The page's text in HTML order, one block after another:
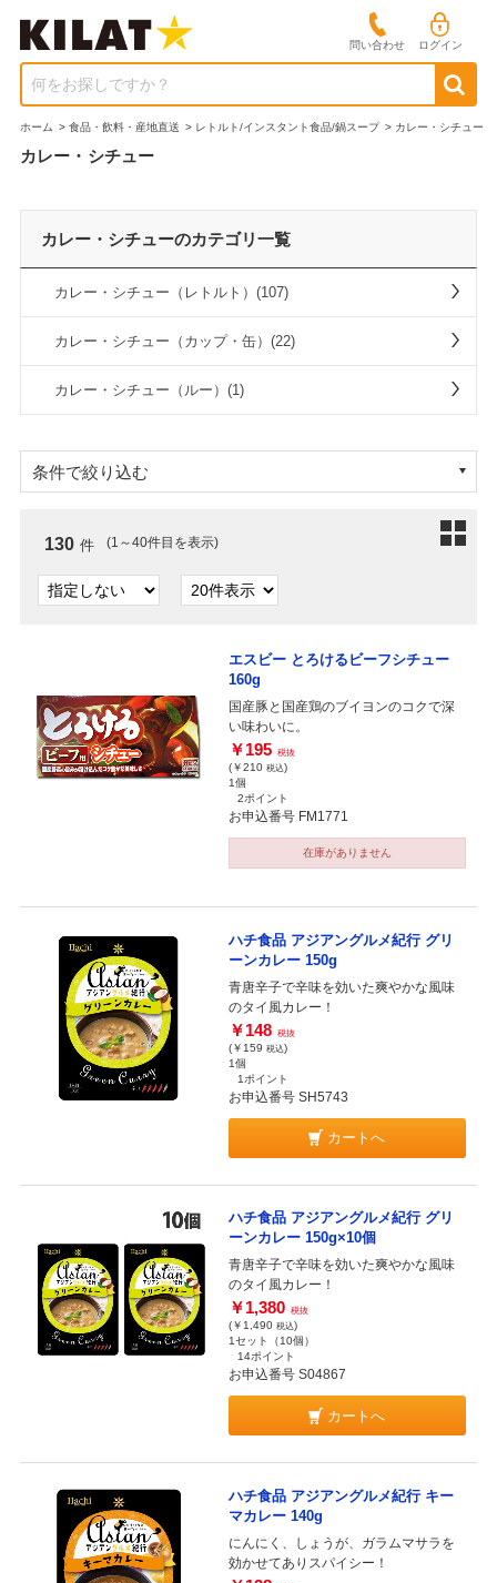
問い合わせ ログイン
何をお探しですか？
ホーム > 食品・飲料・産地直送 > レトルト/インスタント食品/鍋スープ > カレー・シチュー
カレー・シチュー
カレー・シチューのカテゴリ一覧
カレー・シチュー（レトルト）(107)
カレー・シチュー（カップ・缶）(22)
カレー・シチュー（ルー）(1)
条件で絞り込む
130 件 (1～40件目を表示)
エスビー とろけるビーフシチュー
160g
国産豚と国産鶏のブイヨンのコクで深
い味わいに。
￥195 税抜
(￥210 税込)
1個
2ポイント
お申込番号 FM1771
在庫がありません
ハチ食品 アジアングルメ紀行 グリ
ーンカレー 150g
青唐辛子で辛味を効いた爽やかな風味
のタイ風カレー！
￥148 税抜
(￥159 税込)
1個
1ポイント
お申込番号 SH5743
カートへ
ハチ食品 アジアングルメ紀行 グリ
ーンカレー 150g×10個
青唐辛子で辛味を効いた爽やかな風味
のタイ風カレー！
￥1,380 税抜
(￥1,490 税込)
1セット（10個）
14ポイント
お申込番号 S04867
カートへ
ハチ食品 アジアングルメ紀行 キー
マカレー 140g
にんにく、しょうが、ガラムマサラを
効かせてありスパイシー！